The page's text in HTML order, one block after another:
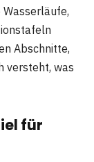
Abschnitte,
versteht, was
für